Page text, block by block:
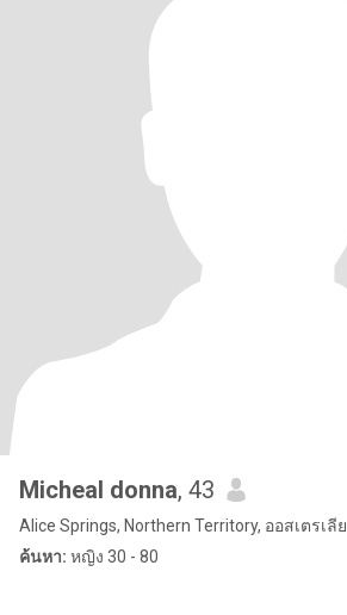
Micheal donna, 43
Alice Springs, Northern Territory, ออสเตรเลีย
ค้นหา: หญิง 30 - 80